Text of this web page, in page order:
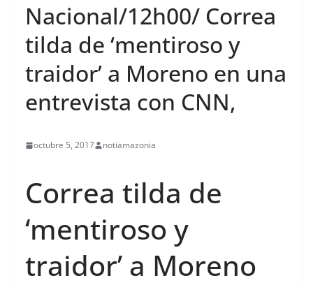
Nacional/12h00/ Correa
tilda de ‘mentiroso y
traidor’ a Moreno en una
entrevista con CNN,
octubre 5, 2017 notiamazonia
Correa tilda de
‘mentiroso y
traidor’ a Moreno